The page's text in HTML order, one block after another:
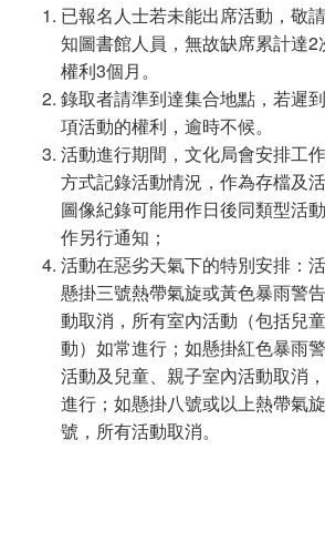
已報名人士若未能出席活動，敬
知圖書館人員，無故缺席累計達
權利3個月。
錄取者請準到達集合地點，若遲
項活動的權利，逾時不候。
活動進行期間，文化局會安排工
方式記錄活動情況，作為存檔及
圖像紀錄可能用作日後同類型活
作另行通知；
活動在惡劣天氣下的特別安排：
懸掛三號熱帶氣旋或黃色暴雨警
動取消，所有室內活動（包括兒
動）如常進行；如懸掛紅色暴雨
活動及兒童、親子室內活動取消
進行；如懸掛八號或以上熱帶氣
號，所有活動取消。